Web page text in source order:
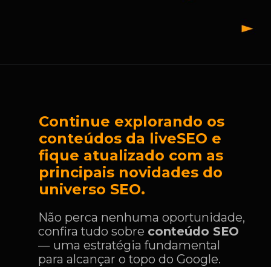
Não perca nenhuma oportunidade,
confira tudo sobre conteúdo SEO
— uma estratégia fundamental
para alcançar o topo do Google.
Continue explorando os
conteúdos da liveSEO e
fique atualizado com as
principais novidades do
universo SEO.